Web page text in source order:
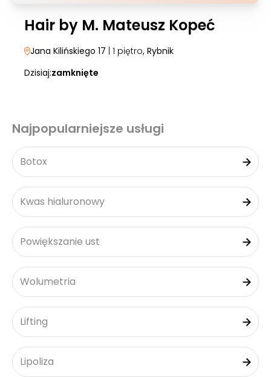
Hair by M. Mateusz Kopeć
Jana Kilińskiego 17 | 1 piętro, Rybnik
Dzisiaj:zamknięte
Najpopularniejsze usługi
Botox
Kwas hialuronowy
Powiększanie ust
Wolumetria
Lifting
Lipoliza